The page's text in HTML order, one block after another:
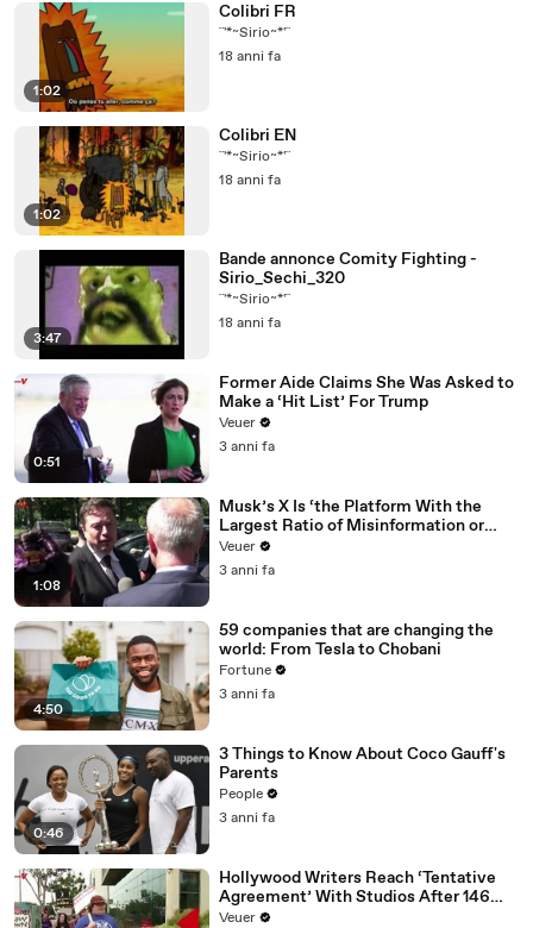
1:02
Colibri FR
¨'*~Sirio~*'¨
18 anni fa
1:02
Colibri EN
¨'*~Sirio~*'¨
18 anni fa
3:47
Bande annonce Comity Fighting -
Sirio_Sechi_320
¨'*~Sirio~*'¨
18 anni fa
0:51
Former Aide Claims She Was Asked to
Make a ‘Hit List’ For Trump
Veuer
3 anni fa
1:08
Musk’s X Is ‘the Platform With the
Largest Ratio of Misinformation or
Disinformation’ Amongst All Social
Media Platforms
Veuer
3 anni fa
4:50
59 companies that are changing the
world: From Tesla to Chobani
Fortune
3 anni fa
0:46
3 Things to Know About Coco Gauff's
Parents
People
3 anni fa
Hollywood Writers Reach ‘Tentative
Agreement’ With Studios After 146
Day Strike
Veuer